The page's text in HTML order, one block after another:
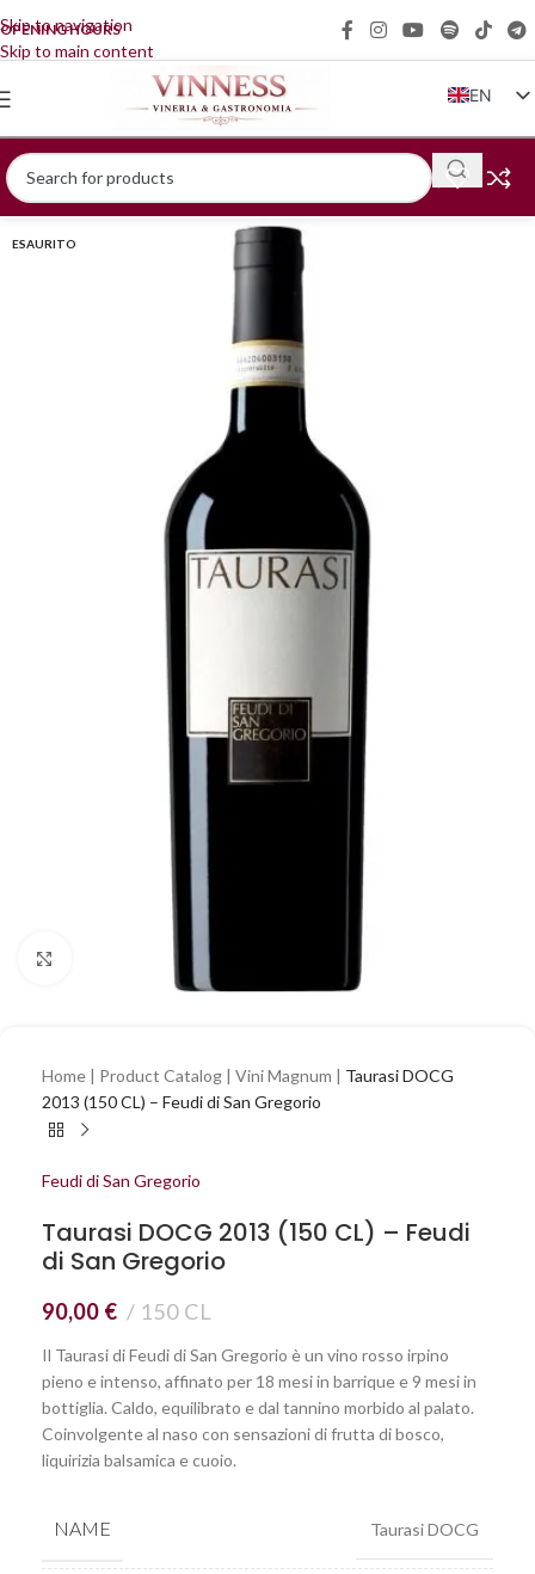
Skip to navigation
Skip to main content
OPENING HOURS
EN
IT
FR
DE
ESAURITO
Click to enlarge
Home | Product Catalog | Vini Magnum | Taurasi DOCG
2013 (150 CL) – Feudi di San Gregorio
Feudi di San Gregorio
Taurasi DOCG 2013 (150 CL) – Feudi
di San Gregorio
90,00 € 150 CL
Il Taurasi di Feudi di San Gregorio è un vino rosso irpino
pieno e intenso, affinato per 18 mesi in barrique e 9 mesi in
bottiglia. Caldo, equilibrato e dal tannino morbido al palato.
Coinvolgente al naso con sensazioni di frutta di bosco,
liquirizia balsamica e cuoio.
NAME Taurasi DOCG